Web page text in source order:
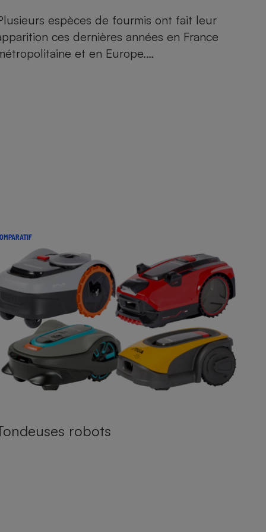
espèces de fourmis ont fait leur
ces dernières années en France
et en Europe.…
robots